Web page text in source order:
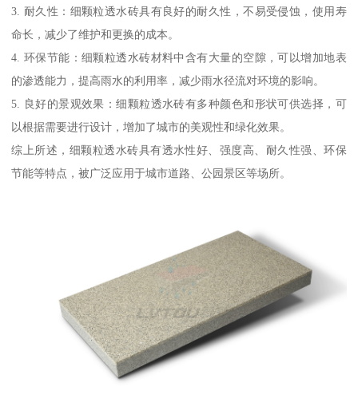
3. 耐久性：细颗粒透水砖具有良好的耐久性，不易受侵蚀，使用寿
命长，减少了维护和更换的成本。
4. 环保节能：细颗粒透水砖材料中含有大量的空隙，可以增加地表
的渗透能力，提高雨水的利用率，减少雨水径流对环境的影响。
5. 良好的景观效果：细颗粒透水砖有多种颜色和形状可供选择，可
以根据需要进行设计，增加了城市的美观性和绿化效果。
综上所述，细颗粒透水砖具有透水性好、强度高、耐久性强、环保
节能等特点，被广泛应用于城市道路、公园景区等场所。